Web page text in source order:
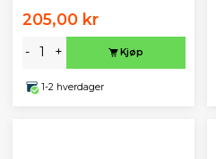
205,00 kr
- + Kjøp
1-2 hverdager